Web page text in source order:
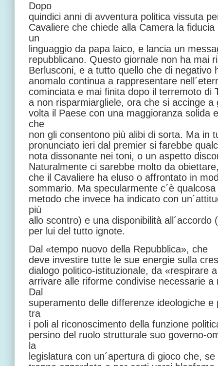
Dopo
quindici anni di avventura politica vissuta
Cavaliere che chiede alla Camera la
un
linguaggio da papa laico, e lancia un
repubblicano. Questo giornale non ha mai
Berlusconi, e a tutto quello che di negativo
anomalo continua a rappresentare
cominciata e mai finita dopo il terremoto di
a non risparmiargliele, ora che si accinge
volta il Paese con una maggioranza solida
che
non gli consentono più alibi di sorta. Ma in
pronunciato ieri dal premier si farebbe
nota dissonante nei toni, o un aspetto
Naturalmente ci sarebbe molto da
che il Cavaliere ha eluso o affrontato in
sommario. Ma specularmente c´è
metodo che invece ha indicato con
più
allo scontro) e una disponibilità all´accordo
per lui del tutto ignote.
Dal «tempo nuovo della Repubblica», che
deve investire tutte le sue energie sulla
dialogo politico-istituzionale, da «respirare
arrivare alle riforme condivise necessarie a
Dal
superamento delle differenze ideologiche e
tra
i poli al riconoscimento della funzione
persino del ruolo strutturale suo governo-
la
legislatura con un´apertura di gioco che,